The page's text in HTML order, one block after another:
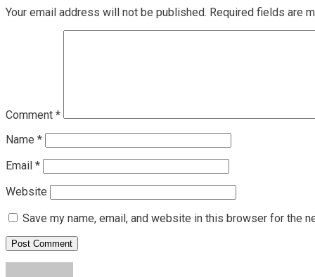
Your email address will not be published. Required fields are
Comment *
Name *
Email *
Website
Save my name, email, and website in this browser for the